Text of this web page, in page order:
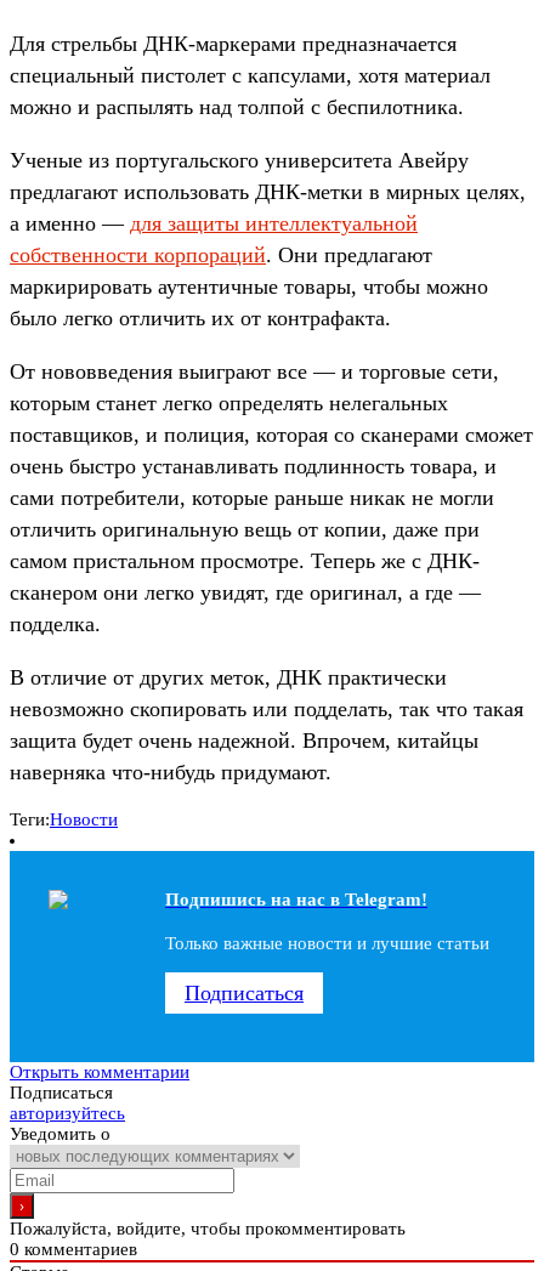
Для стрельбы ДНК-маркерами предназначается
специальный пистолет с капсулами, хотя материал
можно и распылять над толпой с беспилотника.
Ученые из португальского университета Авейру
предлагают использовать ДНК-метки в мирных целях,
а именно — для защиты интеллектуальной
собственности корпораций. Они предлагают
маркирировать аутентичные товары, чтобы можно
было легко отличить их от контрафакта.
От нововведения выиграют все — и торговые сети,
которым станет легко определять нелегальных
поставщиков, и полиция, которая со сканерами сможет
очень быстро устанавливать подлинность товара, и
сами потребители, которые раньше никак не могли
отличить оригинальную вещь от копии, даже при
самом пристальном просмотре. Теперь же с ДНК-
сканером они легко увидят, где оригинал, а где —
подделка.
В отличие от других меток, ДНК практически
невозможно скопировать или подделать, так что такая
защита будет очень надежной. Впрочем, китайцы
наверняка что-нибудь придумают.
Теги:Новости
Подпишись на наc в Telegram!
Только важные новости и лучшие статьи
Подписаться
Открыть комментарии
Подписаться
авторизуйтесь
Уведомить о
Пожалуйста, войдите, чтобы прокомментировать
0 комментариев